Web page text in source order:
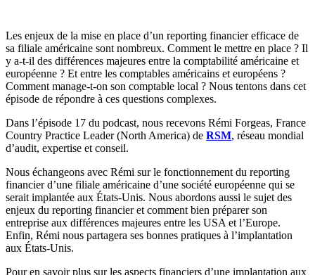
Les enjeux de la mise en place d’un reporting financier efficace de
sa filiale américaine sont nombreux. Comment le mettre en place ? Il
y a-t-il des différences majeures entre la comptabilité américaine et
européenne ? Et entre les comptables américains et européens ?
Comment manage-t-on son comptable local ? Nous tentons dans cet
épisode de répondre à ces questions complexes.
Dans l’épisode 17 du podcast, nous recevons Rémi Forgeas, France
Country Practice Leader (North America) de RSM, réseau mondial
d’audit, expertise et conseil.
Nous échangeons avec Rémi sur le fonctionnement du reporting
financier d’une filiale américaine d’une société européenne qui se
serait implantée aux États-Unis. Nous abordons aussi le sujet des
enjeux du reporting financier et comment bien préparer son
entreprise aux différences majeures entre les USA et l’Europe.
Enfin, Rémi nous partagera ses bonnes pratiques à l’implantation
aux États-Unis.
Pour en savoir plus sur les aspects financiers d’une implantation aux